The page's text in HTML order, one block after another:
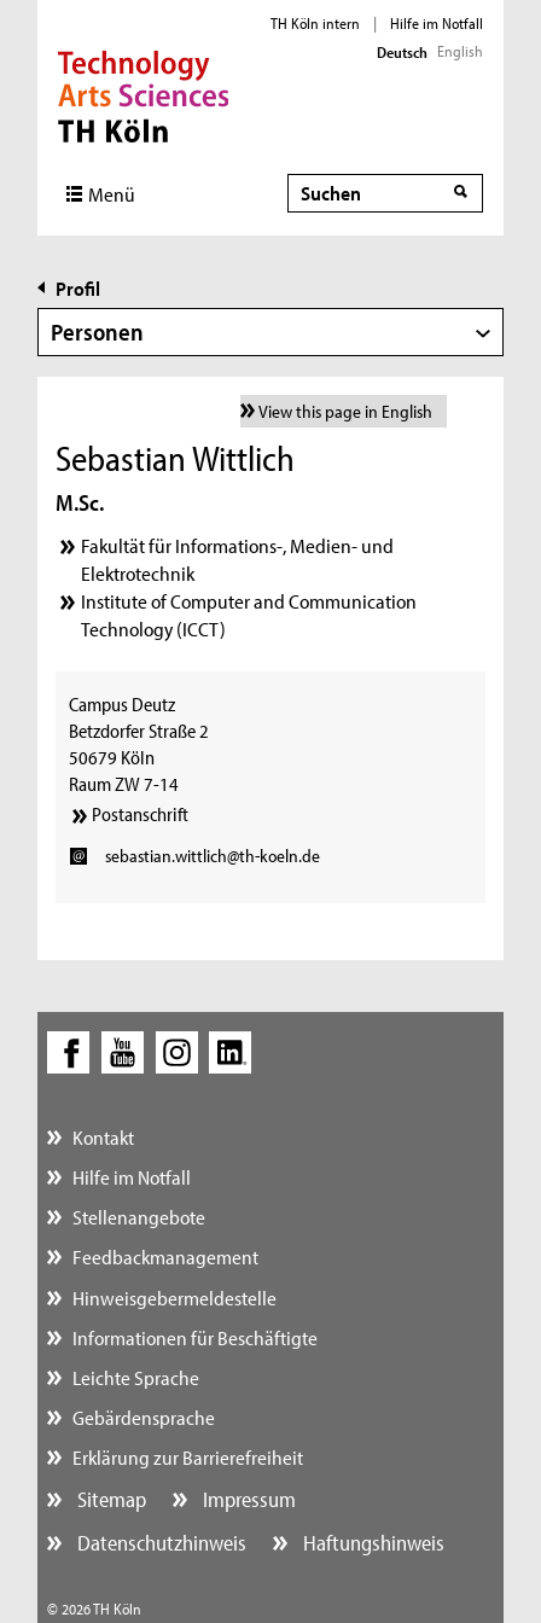
Direkt zur Hauptnavigation
Direkt zur Subnavigation
Direkt zum Inhalt
Direkt zum Fußbereich
TH Köln intern |
Hilfe im Notfall
Deutsch English
Menü Suche
Profil
Personen
View this page in English
Sebastian Wittlich
M.Sc.
Fakultät für Informations-, Medien- und
Elektrotechnik
Institute of Computer and Communication
Technology (ICCT)
Campus Deutz
Betzdorfer Straße 2
50679 Köln
Raum ZW 7-14
Postanschrift
sebastian.wittlich@th-koeln.de
Kontakt
Hilfe im Notfall
Stellenangebote
Feedbackmanagement
Hinweisgebermeldestelle
Informationen für Beschäftigte
Leichte Sprache
Gebärdensprache
Erklärung zur Barrierefreiheit
Sitemap
Impressum
Datenschutzhinweis
Haftungshinweis
© 2026 TH Köln